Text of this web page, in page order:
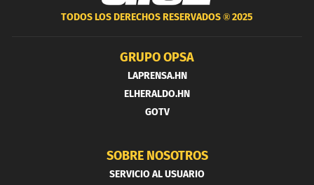
TODOS LOS DERECHOS RESERVADOS ®2025
GRUPO OPSA
LAPRENSA.HN
ELHERALDO.HN
GOTV
SOBRE NOSOTROS
SERVICIO AL USUARIO